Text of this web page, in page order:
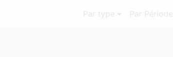
Par type Par Période